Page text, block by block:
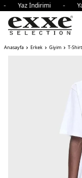
Yaz İndirimi -
Anasayfa Erkek Giyim T-Shirt